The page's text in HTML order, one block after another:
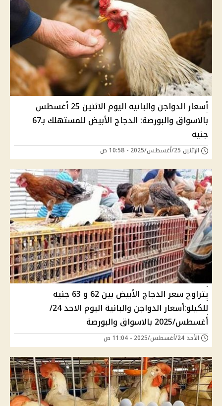
أسعار الدواجن والبانيه اليوم الاثنين 25 أغسطس
بالاسواق والبورصة: الدجاج الأبيض للمستهلك بـ67
جنيه
الإثنين 25/أغسطس/2025 - 10:58 ص
يتراوح سعر الدجاج الأبيض بين 62 و 63 جنيه
للكيلو:أسعار الدواجن والبانية اليوم الاحد 24/
أغسطس/2025 بالاسواق والبورصة
الأحد 24/أغسطس/2025 - 11:04 ص